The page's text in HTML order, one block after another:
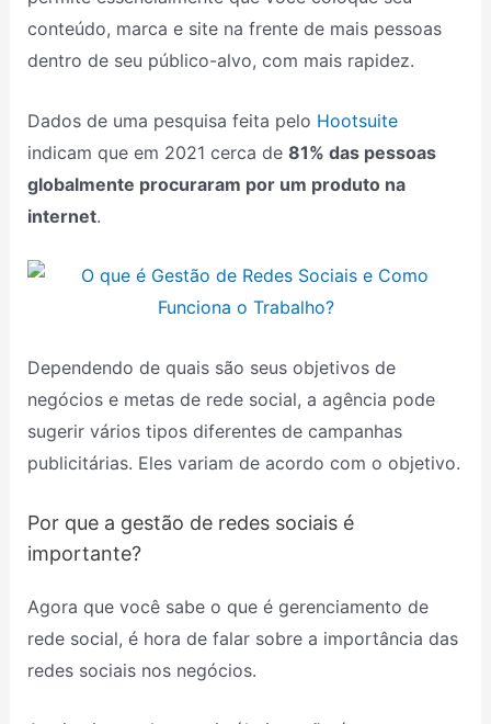
conteúdo, marca e site na frente de mais pessoas
dentro de seu público-alvo, com mais rapidez.
Dados de uma pesquisa feita pelo Hootsuite
indicam que em 2021 cerca de 81% das pessoas
globalmente procuraram por um produto na
internet.
Dependendo de quais são seus objetivos de
negócios e metas de rede social, a agência pode
sugerir vários tipos diferentes de campanhas
publicitárias. Eles variam de acordo com o objetivo.
Por que a gestão de redes sociais é
importante?
Agora que você sabe o que é gerenciamento de
rede social, é hora de falar sobre a importância das
redes sociais nos negócios.